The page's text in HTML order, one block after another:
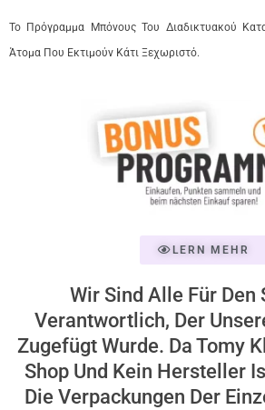
Το Πρόγραμμα Μπόνους Του Διαδικτυακού
Άτομα Που Εκτιμούν Κάτι Ξεχωριστό.
LERN MEHR
Wir Sind Alle Für Den
Verantwortlich, Der
Zugefügt Wurde. Da Tomy
Shop Und Kein Hersteller
Die Verpackungen Der